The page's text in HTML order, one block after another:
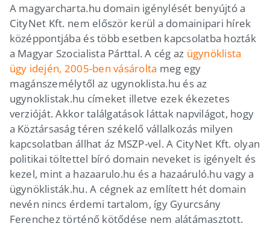
A magyarcharta.hu domain igénylését benyújtó a
CityNet Kft. nem először kerül a domainipari hírek
középpontjába és több esetben kapcsolatba hozták
a Magyar Szocialista Párttal. A cég az ügynöklista
ügy idején, 2005-ben vásárolta meg egy
magánszemélytől az ugynoklista.hu és az
ugynoklistak.hu címeket illetve ezek ékezetes
verzióját. Akkor találgatások láttak napvilágot, hogy
a Köztársaság téren székelő vállalkozás milyen
kapcsolatban állhat áz MSZP-vel. A CityNet Kft. olyan
politikai töltettel bíró domain neveket is igényelt és
kezel, mint a hazaarulo.hu és a hazaáruló.hu vagy a
ügynöklisták.hu. A cégnek az említett hét domain
nevén nincs érdemi tartalom, így Gyurcsány
Ferenchez történő kötődése nem alátámasztott.